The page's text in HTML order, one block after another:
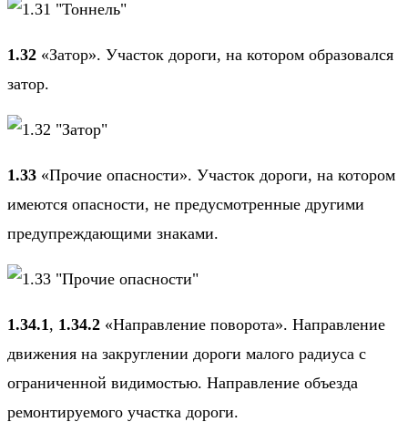
1.32 «Затор». Участок дороги, на котором образовался
затор.
1.33 «Прочие опасности». Участок дороги, на котором
имеются опасности, не предусмотренные другими
предупреждающими знаками.
1.34.1 , 1.34.2 «Направление поворота». Направление
движения на закруглении дороги малого радиуса с
ограниченной видимостью. Направление объезда
ремонтируемого участка дороги.